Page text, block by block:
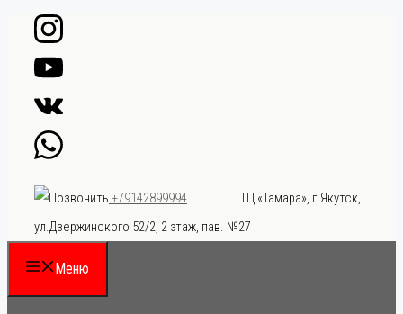
Перейти
содержимому
+79142899994
ТЦ «Тамара», г.Якутск,
ул.Дзержинского 52/2, 2 этаж, пав. №27
Меню